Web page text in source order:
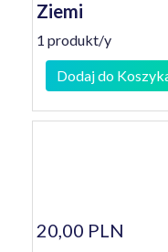
Ziemi
1 produkt/y
Dodaj do
20,00 PLN